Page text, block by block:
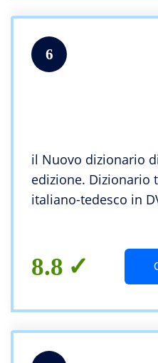
6
il Nuovo dizionario
edizione. Dizionario
italiano-tedesco in
8.8